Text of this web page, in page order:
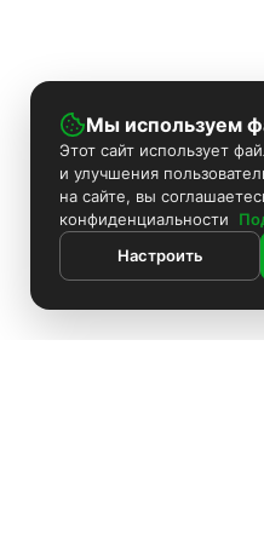
Мы используем
Этот сайт использует
и улучшения
на сайте, вы
конфиденциальности
Настроить